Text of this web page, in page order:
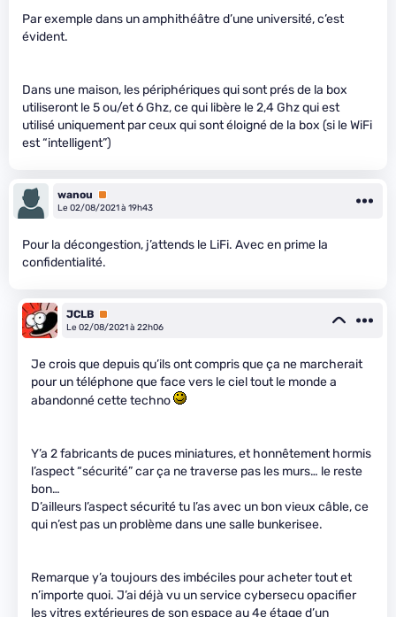
Par exemple dans un amphithéâtre d’une université, c’est
évident.
Dans une maison, les périphériques qui sont prés de la box
utiliseront le 5 ou/et 6 Ghz, ce qui libère le 2,4 Ghz qui est
utilisé uniquement par ceux qui sont éloigné de la box (si le WiFi
est “intelligent”)
wanou
Premium
Le 02/08/2021 à 19h43
Pour la décongestion, j’attends le LiFi. Avec en prime la
confidentialité.
JCLB Premium
Le 02/08/2021 à 22h06
Je crois que depuis qu’ils ont compris que ça ne marcherait
pour un téléphone que face vers le ciel tout le monde a
abandonné cette techno
Y’a 2 fabricants de puces miniatures, et honnêtement hormis
l’aspect “sécurité” car ça ne traverse pas les murs… le reste
bon…
D’ailleurs l’aspect sécurité tu l’as avec un bon vieux câble, ce
qui n’est pas un problème dans une salle bunkerisee.
Remarque y’a toujours des imbéciles pour acheter tout et
n’importe quoi. J’ai déjà vu un service cybersecu opacifier
les vitres extérieures de son espace au 4e étage d’un